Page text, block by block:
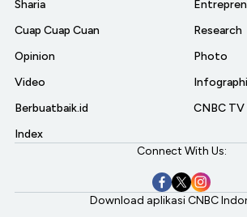
Sharia
Cuap Cuap Cuan
Opinion
Video
Berbuatbaik.id
Index
Research
Photo
CNBC TV
Connect With Us:
Download aplikasi CNBC